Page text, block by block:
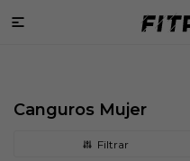

Canguros Mujer